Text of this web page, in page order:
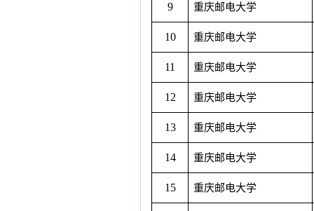
9 重庆邮电大学
10 重庆邮电大学
11 重庆邮电大学
12 重庆邮电大学
13 重庆邮电大学
14 重庆邮电大学
15 重庆邮电大学